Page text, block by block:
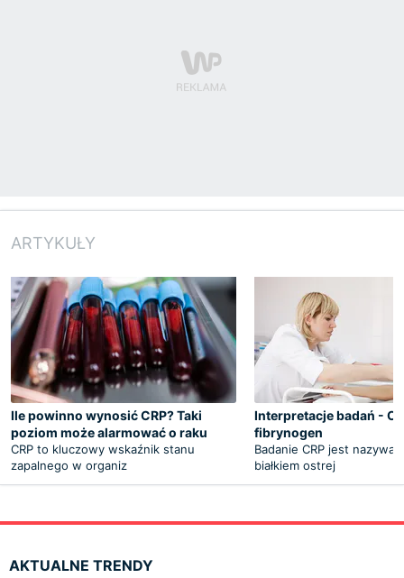
ARTYKUŁY
Ile powinno wynosić CRP? Taki
poziom może alarmować o raku
CRP to kluczowy wskaźnik stanu
zapalnego w organiz
Interpretacje badań -
fibrynogen
Badanie CRP jest
białkiem ostrej
AKTUALNE TRENDY